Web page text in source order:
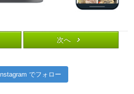
次へ
Instagram でフォロー